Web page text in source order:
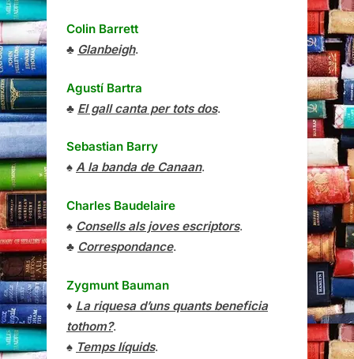
Colin Barrett
♣ Glanbeigh.
Agustí Bartra
♣ El gall canta per tots dos.
Sebastian Barry
♠ A la banda de Canaan.
Charles Baudelaire
♠ Consells als joves escriptors.
♣ Correspondance.
Zygmunt Bauman
♦ La riquesa d’uns quants beneficia
tothom?.
♠ Temps líquids.